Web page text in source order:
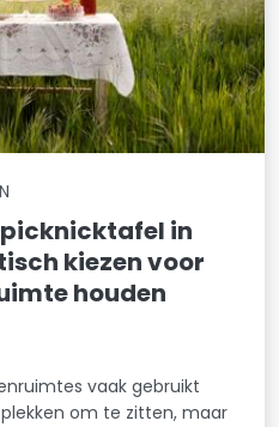
in
kiezen voor
houden
vaak gebruikt
om te zitten, maar